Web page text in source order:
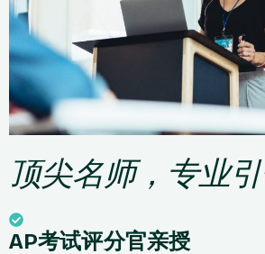
顶尖名师，专业
AP考试评分官亲授